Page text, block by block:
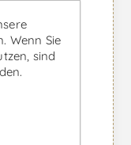
-
Wenn Sie
sind